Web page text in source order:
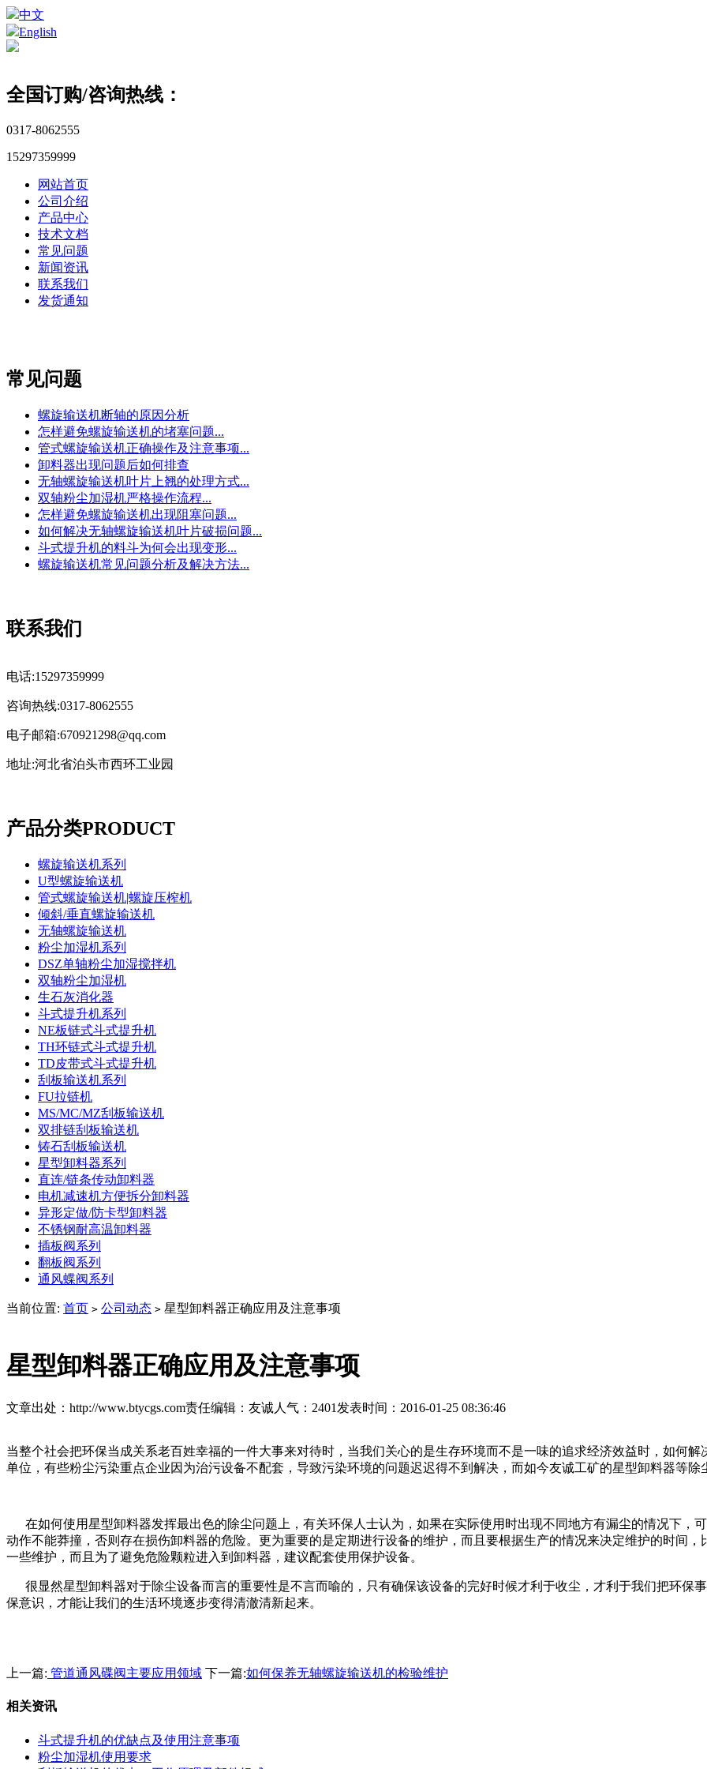
中文
English
全国订购/咨询热线：
0317-8062555
15297359999
网站首页
公司介绍
产品中心
技术文档
常见问题
新闻资讯
联系我们
发货通知
常见问题
螺旋输送机断轴的原因分析
怎样避免螺旋输送机的堵塞问题...
管式螺旋输送机正确操作及注意事项...
卸料器出现问题后如何排查
无轴螺旋输送机叶片上翘的处理方式...
双轴粉尘加湿机严格操作流程...
怎样避免螺旋输送机出现阻塞问题...
如何解决无轴螺旋输送机叶片破损问题...
斗式提升机的料斗为何会出现变形...
螺旋输送机常见问题分析及解决方法...
联系我们
电话:15297359999
咨询热线:0317-8062555
电子邮箱:670921298@qq.com
地址:河北省泊头市西环工业园
产品分类PRODUCT
螺旋输送机系列
U型螺旋输送机
管式螺旋输送机|螺旋压榨机
倾斜/垂直螺旋输送机
无轴螺旋输送机
粉尘加湿机系列
DSZ单轴粉尘加湿搅拌机
双轴粉尘加湿机
生石灰消化器
斗式提升机系列
NE板链式斗式提升机
TH环链式斗式提升机
TD皮带式斗式提升机
刮板输送机系列
FU拉链机
MS/MC/MZ刮板输送机
双排链刮板输送机
铸石刮板输送机
星型卸料器系列
直连/链条传动卸料器
电机减速机方便拆分卸料器
异形定做/防卡型卸料器
不锈钢耐高温卸料器
插板阀系列
翻板阀系列
通风蝶阀系列
当前位置: 首页 > 公司动态 > 星型卸料器正确应用及注意事项
星型卸料器正确应用及注意事项
文章出处：http://www.btycgs.com责任编辑：友诚 人气： 2401 发表时间：2016-01-25 08:36:46
当整个社会把环保当成关系老百姓幸福的一件大事来对待时，当我们关心的是生存环境而不是一味的追求经济效益时，如何
单位，有些粉尘污染重点企业因为治污设备不配套，导致污染环境的问题迟迟得不到解决，而如今友诚工矿的星型卸料器等
在如何使用星型卸料器发挥最出色的除尘问题上，有关环保人士认为，如果在实际使用时出现不同地方有漏尘的情况下，
动作不能莽撞，否则存在损伤卸料器的危险。更为重要的是定期进行设备的维护，而且要根据生产的情况来决定维护的时间
一些维护，而且为了避免危险颗粒进入到卸料器，建议配套使用保护设备。
很显然星型卸料器对于除尘设备而言的重要性是不言而喻的，只有确保该设备的完好时候才利于收尘，才利于我们把环保
保意识，才能让我们的生活环境逐步变得清澈清新起来。
上一篇: 管道通风碟阀主要应用领域 下一篇:如何保养无轴螺旋输送机的检验维护
相关资讯
斗式提升机的优缺点及使用注意事项
粉尘加湿机使用要求